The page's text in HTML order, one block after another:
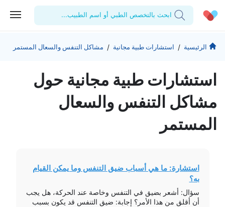
ابحث بالتخصص الطبي أو اسم الطبيب...
الحساب الشخصي
الوصفات الطبية
اختبارات المعمل
الشركة
المدونة
المقالات الطبية
الرئيسية / استشارات طبية مجانية / مشاكل التنفس والسعال المستمر
استشارات طبیة مجانیة حول
مشاكل التنفس والسعال
المستمر
استشارة: ما هي أسباب ضيق التنفس وما يمكن القيام
به؟
سؤال: أشعر بضيق في التنفس وخاصة عند الحركة، هل يجب
أن أقلق من هذا الأمر؟ إجابة: ضيق التنفس قد يكون بسبب